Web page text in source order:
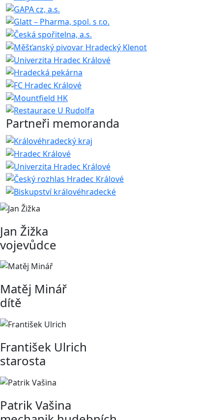
Partneři memoranda
Jan Žižka
vojevůdce
Matěj Minář
dítě
František Ulrich
starosta
Patrik Vašina